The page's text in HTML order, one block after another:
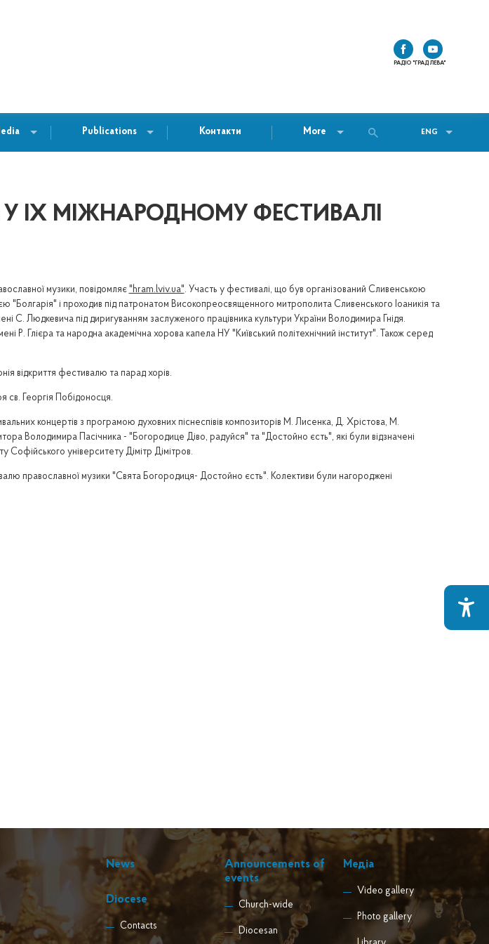
РАДІО "ГРАД ЛЕВА"
Publications Контакти More ENG
У IX МІЖНАРОДНОМУ ФЕСТИВАЛІ
музики, повідомляє "hram.lviv.ua". Участь у фестивалі, що був організований Сливенською
і проходив під патронатом Високопреосвященного митрополита Cливенського Іоаникія та
C. Людкевича під диригуванням заслуженого працівника культури України Володимира Гнідя.
Р. Глієра та народна академічна хорова капела НУ "Київський політехнічний інститут". Також серед
відкриття фестивалю та парад хорів.
св. Георгія Побідоносця.
концертів з програмою духовних піснеспівів композиторів М. Лисенка, Д. Хрістова, М.
Володимира Пасічника - "Богородице Діво, радуйся" та "Достойно єсть", які були відзначені
університету Дімітр Дімітров.
православної музики "Свята Богородиця- Достойно єсть". Колективи були нагороджені
News
Diocese
Contacts
Announcements of
events
Church-wide
Diocesan
Медіа
Video gallery
Photo gallery